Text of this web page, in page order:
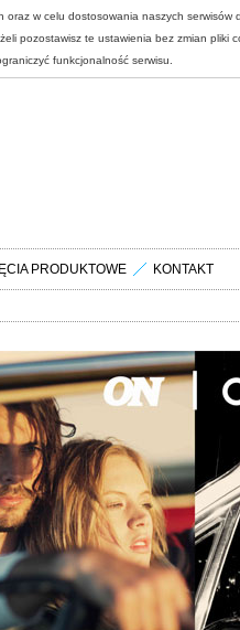
w celu dostosowania naszych serwisów
pozostawisz te ustawienia bez zmian pliki
funkcjonalność serwisu.
PRODUKTOWE KONTAKT